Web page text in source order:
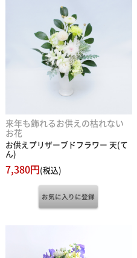
来年も飾れるお供えの枯れない
お花
お供えプリザーブドフラワー 天(て
ん)
7,380円(税込)